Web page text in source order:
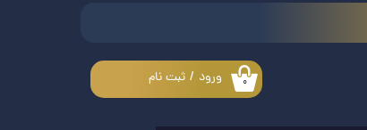
۰ ورود / ثبت نام